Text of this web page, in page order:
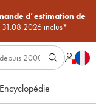
d’estimation de
31.08.2026 inclus*
Encyclopédie